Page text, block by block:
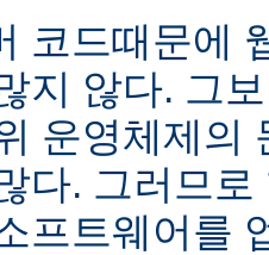
코드때문에
지 않다. 그
운영체제의
다. 그러므
프트웨어를